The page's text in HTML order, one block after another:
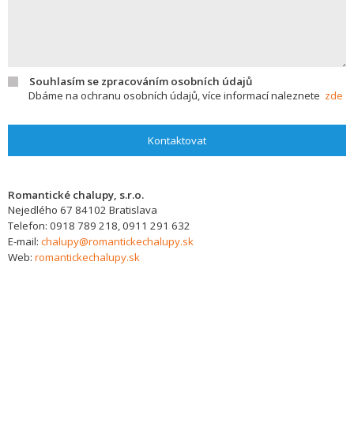
Souhlasím se zpracováním osobních údajů
Dbáme na ochranu osobních údajů, více informací naleznete zde
Kontaktovat
Romantické chalupy, s.r.o.
Nejedlého 67 84102 Bratislava
Telefon: 0918 789 218, 0911 291 632
E-mail: chalupy@romantickechalupy.sk
Web: romantickechalupy.sk